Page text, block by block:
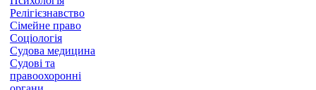
Релігієзнавство
Сімейне право
Соціологія
Судова медицина
Судові та
правоохоронні